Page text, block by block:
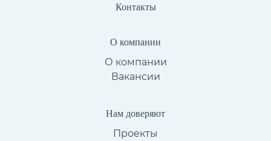
Контакты
О компании
О компании
Вакансии
Нам доверяют
Проекты